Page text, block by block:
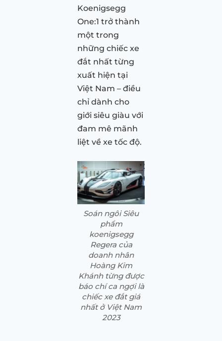
Koenigsegg
One:1 trở thành
một trong
những chiếc xe
đắt nhất từng
xuất hiện tại
Việt Nam – điều
chỉ dành cho
giới siêu giàu với
đam mê mãnh
liệt về xe tốc độ.
Soán ngôi Siêu
phẩm
koenigsegg
Regera của
doanh nhân
Hoàng Kim
Khánh từng được
báo chí ca ngợi là
chiếc xe đắt giá
nhất ở Việt Nam
2023